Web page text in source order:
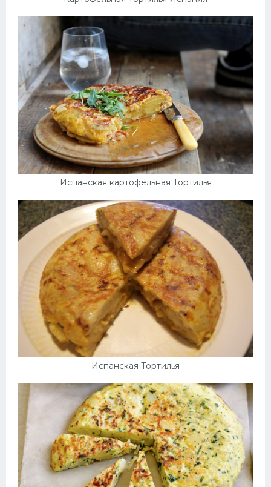
Испанская картофельная Тортилья
Испанская Тортилья